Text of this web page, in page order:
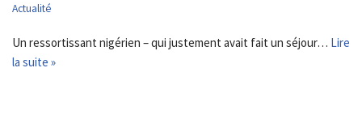
Actualité
Un ressortissant nigérien – qui justement avait fait un séjour… Lire
la suite »